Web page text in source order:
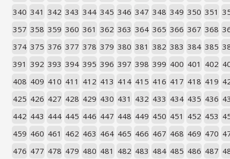
340 341 342 343 344 345 346 347 348 349 350 351
357 358 359 360 361 362 363 364 365 366 367 368
374 375 376 377 378 379 380 381 382 383 384 385
391 392 393 394 395 396 397 398 399 400 401 402
408 409 410 411 412 413 414 415 416 417 418 419
425 426 427 428 429 430 431 432 433 434 435 436
442 443 444 445 446 447 448 449 450 451 452 453
459 460 461 462 463 464 465 466 467 468 469 470
476 477 478 479 480 481 482 483 484 485 486 487